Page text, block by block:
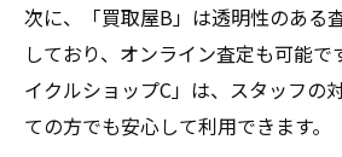
次に、「買取屋B」は透明性のある
しており、オンライン査定も可能で
イクルショップC」は、スタッフの
ての方でも安心して利用できます。